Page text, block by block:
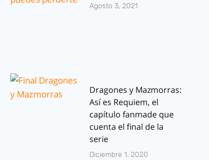
Agosto 3, 2021
Dragones y Mazmorras:
Así es Requiem, el
capítulo fanmade que
cuenta el final de la
serie
Diciembre 1, 2020